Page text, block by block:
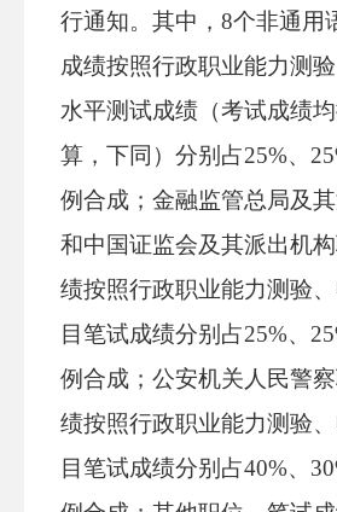
行通知。其中，8个非通用
成绩按照行政职业能力测
水平测试成绩（考试成绩
算，下同）分别占25%、
例合成；金融监管总局及
和中国证监会及其派出机
绩按照行政职业能力测验
目笔试成绩分别占25%、
例合成；公安机关人民警
绩按照行政职业能力测验
目笔试成绩分别占40%、